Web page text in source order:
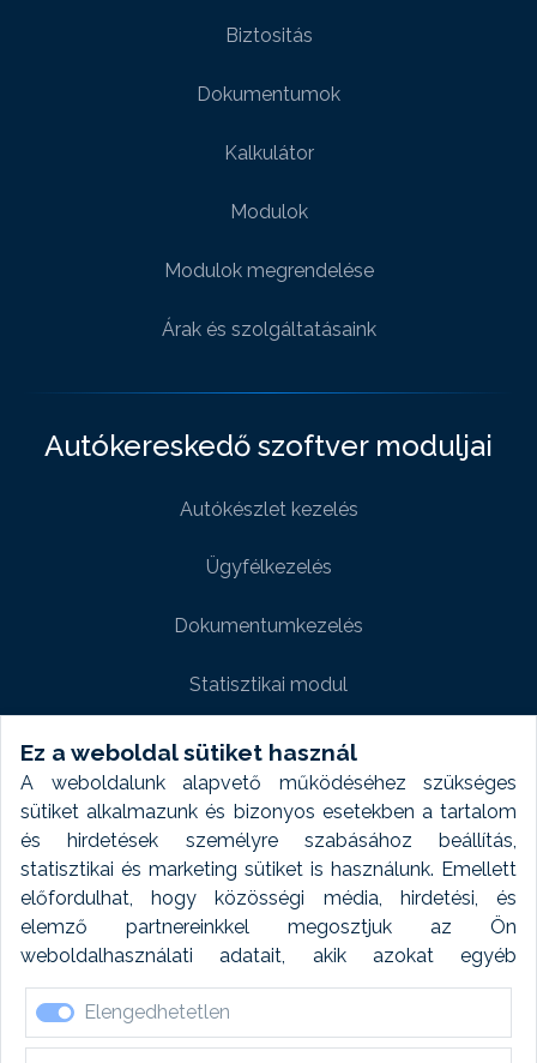
Ez a weboldal sütiket használ
A weboldalunk alapvető működéséhez szükséges
sütiket alkalmazunk és bizonyos esetekben a tartalom
és hirdetések személyre szabásához beállítás,
statisztikai és marketing sütiket is használunk. Emellett
előfordulhat, hogy közösségi média, hirdetési, és
elemző partnereinkkel megosztjuk az Ön
weboldalhasználati adatait, akik azokat egyéb
forrásokból gyűjtött adatokkal kombinálhatják. A sütik
elfogadásával kapcsolatosan naplózást végzünk és
ezen adatokat 6 hónap után automatikusan töröljük. A
Elengedhetetlen
Biztositás
Dokumentumok
Kalkulátor
Modulok
Modulok megrendelése
Árak és szolgáltatásaink
Autókereskedő szoftver moduljai
Autókészlet kezelés
Ügyfélkezelés
Dokumentumkezelés
Statisztikai modul
Weboldal modul
Fényképtár extra modul
Autómosó modul
Feladatütemezés